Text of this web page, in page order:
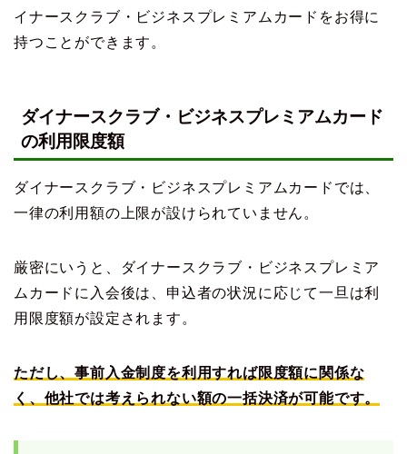
イナースクラブ・ビジネスプレミアムカードをお得に
持つことができます。
ダイナースクラブ・ビジネスプレミアムカード
の利用限度額
ダイナースクラブ・ビジネスプレミアムカードでは、
一律の利用額の上限が設けられていません。
厳密にいうと、ダイナースクラブ・ビジネスプレミア
ムカードに入会後は、申込者の状況に応じて一旦は利
用限度額が設定されます。
ただし、事前入金制度を利用すれば限度額に関係な
く、他社では考えられない額の一括決済が可能です。